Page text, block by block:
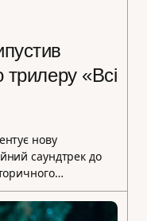
трилеру «Всі
нову
саундтрек до